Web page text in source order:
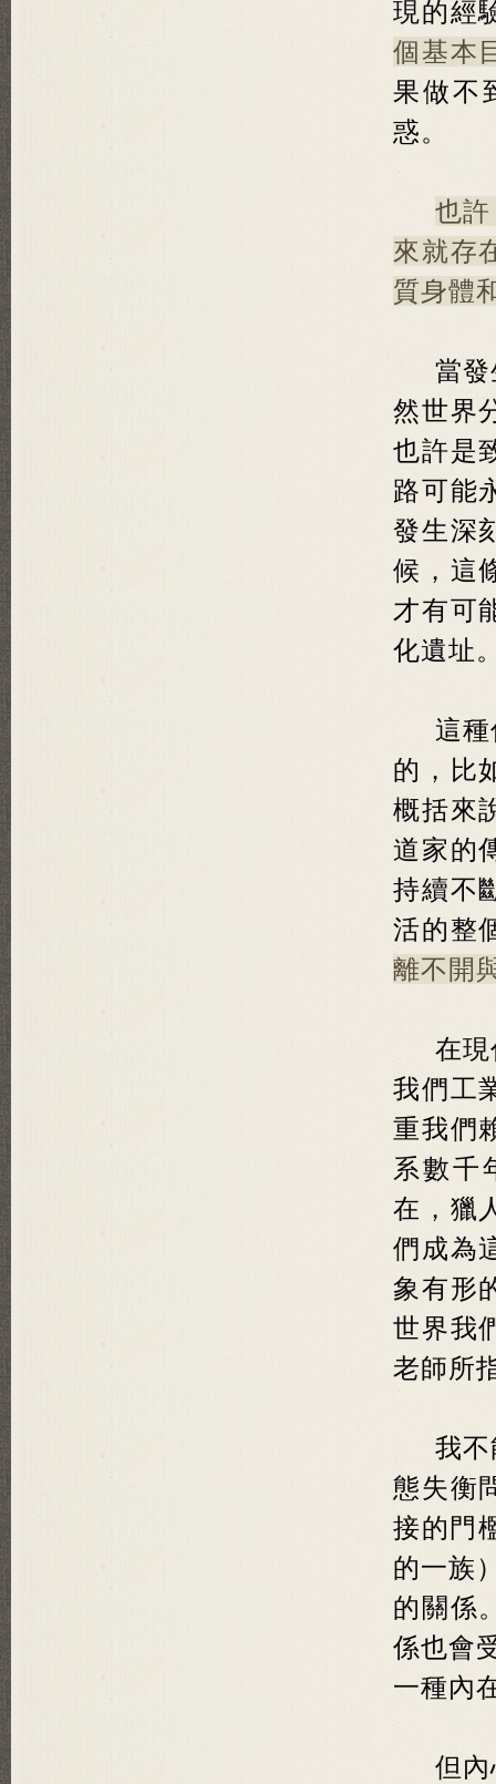
現的經
個基本
果做不
惑。
也
來就存
質身體
當
然世界
也許是
路可能
發生深
候，這
才有可
化遺址
這
的，比
概括來
道家的
持續不
活的整
離不開
在
我們工
重我們
系數千
在，獵
們成為
象有形
世界我
老師所
我
態失衡
接的門
的一族
的關係
係也會
一種內
但